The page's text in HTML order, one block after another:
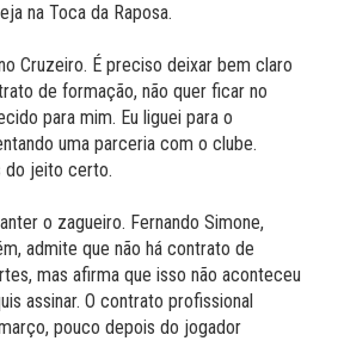
na Toca da Raposa.
Cruzeiro. É preciso deixar bem claro
de formação, não quer ficar no
para mim. Eu liguei para o
uma parceria com o clube.
do jeito certo.
o zagueiro. Fernando Simone,
admite que não há contrato de
mas afirma que isso não aconteceu
assinar. O contrato profissional
pouco depois do jogador